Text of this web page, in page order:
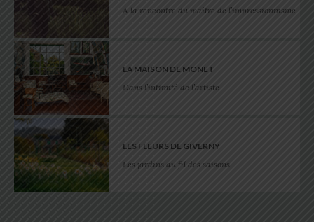
A la rencontre du maître de l’impressionnisme
LA MAISON DE MONET
Dans l’intimité de l’artiste
LES FLEURS DE GIVERNY
Les jardins au fil des saisons